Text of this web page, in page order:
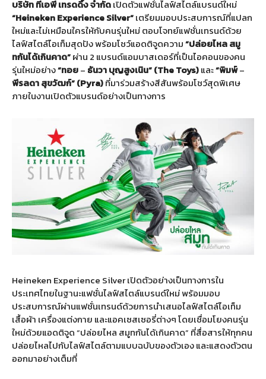
บริษัท ทีเอพี เทรดดิ้ง จำกัดเปิดตัวแฟชั่นไลฟ์สไตล์แบรนด์ใหม่
“Heineken Experience Silver”เตรียมมอบประสบการณ์ที่แปลก
ใหม่และไม่เหมือนใครให้กับคนรุ่นใหม่ ตอบโจทย์แฟชั่นเทรนด์ด้วย
ไลฟ์สไตล์ไอเท็มสุดปัง พร้อมโชว์แอดติจูดความ“ปล่อยไหล สมู
ทกันได้เกินคาด”ผ่าน 2 แบรนด์แอมบาสเดอร์ที่เป็นไอคอนของคน
รุ่นใหม่อย่าง“ทอย– ธันวา บุญสูงเนิน” (The Toys)และ“พิมพ์–
พีรลดา สุขวัฒก์” (Pyra)ที่มาร่วมสร้างสีสันพร้อมโชว์สุดพิเศษ
ภายในงานเปิดตัวแบรนด์อย่างเป็นทางการ
Heineken Experience Silver เปิดตัวอย่างเป็นทางการใน
ประเทศไทยในฐานะแฟชั่นไลฟ์สไตล์แบรนด์ใหม่ พร้อมมอบ
ประสบการณ์ผ่านแฟชั่นเทรนด์ด้วยการนำเสนอไลฟ์สไตล์ไอเท็ม
เสื้อผ้า เครื่องแต่งกาย และแอคเซสเซอรี่ต่างๆ โดยเชื่อมโยงคนรุ่น
ใหม่ด้วยแอดติจูด “ปล่อยไหล สมูทกันได้เกินคาด” ที่สื่อสารให้ทุกคน
ปล่อยไหลไปกับไลฟ์สไตล์ตามแบบฉบับของตัวเอง และแสดงตัวตน
ออกมาอย่างเต็มที่